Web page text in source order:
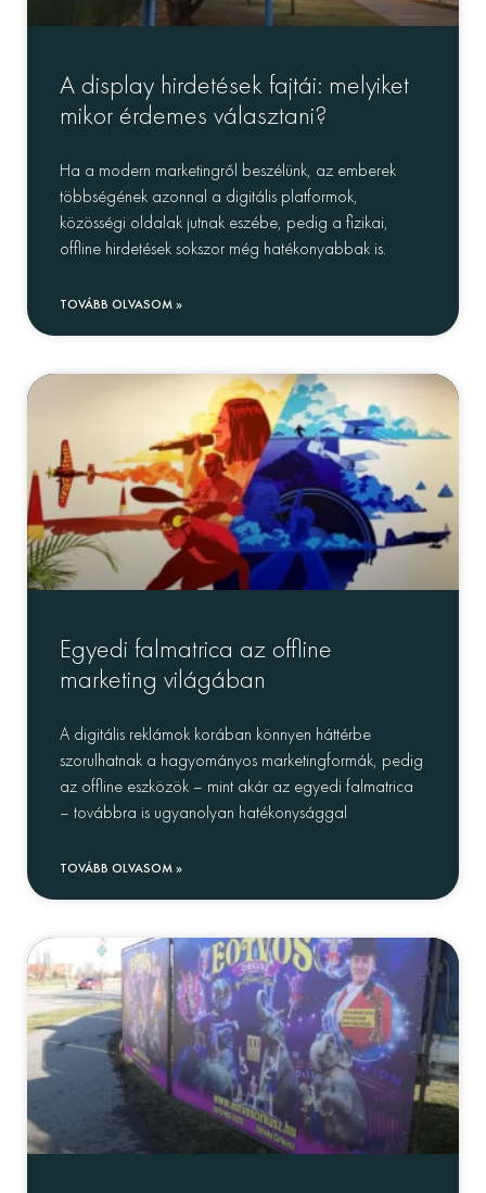
A display hirdetések fajtái: melyiket
mikor érdemes választani?
Ha a modern marketingről beszélünk, az emberek
többségének azonnal a digitális platformok,
közösségi oldalak jutnak eszébe, pedig a fizikai,
offline hirdetések sokszor még hatékonyabbak is.
TOVÁBB OLVASOM »
Egyedi falmatrica az offline
marketing világában
A digitális reklámok korában könnyen háttérbe
szorulhatnak a hagyományos marketingformák, pedig
az offline eszközök – mint akár az egyedi falmatrica
– továbbra is ugyanolyan hatékonysággal
TOVÁBB OLVASOM »